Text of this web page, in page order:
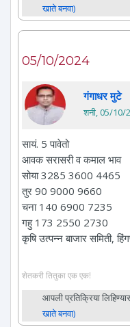
खाते बनवा)
05/10/2024
गंगाधर मुटे
शनी, 05/10/
सायं. 5 पावेतो
आवक सरासरी व कमाल भाव
सोया 3285 3600 4465
तुर 90 9000 9660
चना 140 6900 7235
गहु 173 2550 2730
कृषि उत्पन्न बाजार समिती,
शेतकरी तितुका एक एक!
आपली प्रतिक्रिया
खाते बनवा)